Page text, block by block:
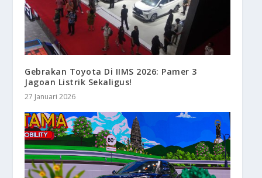
Gebrakan Toyota Di IIMS 2026: Pamer 3
Jagoan Listrik Sekaligus!
27 Januari 2026